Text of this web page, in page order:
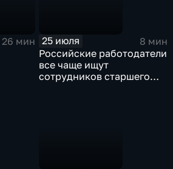
26 мин
25 июля
8 мин
Российские работодатели
все чаще ищут
сотрудников старшего